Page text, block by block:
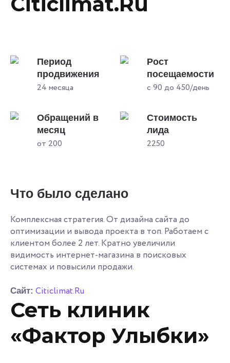
Период
продвижения
24 месяца
Рост
посещаемости
с 90 до 450/день
Обращений в
месяц
от 200
Стоимость
лида
2250
Что было сделано
Комплексная стратегия. От дизайна сайта до
оптимизации и вывода проекта в топ. Работаем с
клиентом более 2 лет. Кратно увеличили
видимость интернет-магазина в поисковых
системах и повысили продажи.
Сайт: Citiclimat.Ru
Сеть клиник
«Фактор Улыбки»